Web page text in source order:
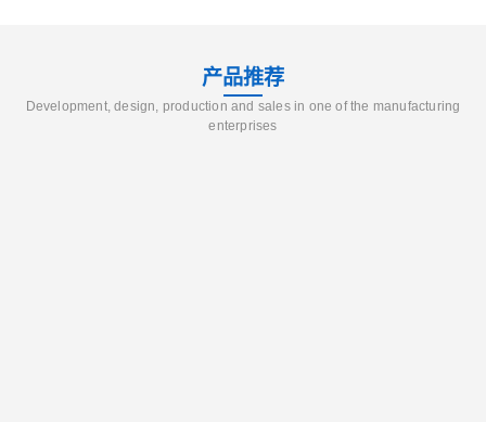
产品推荐
Development, design, production and sales in one of the manufacturing
enterprises